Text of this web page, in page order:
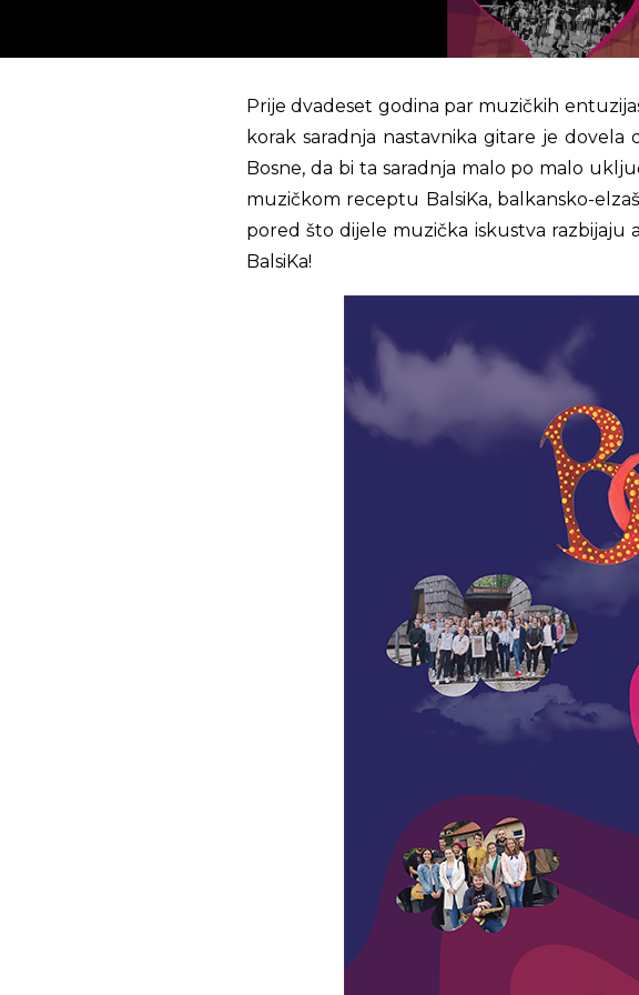
Prije dvadeset godina par muzičkih
korak saradnja nastavnika gitare je
Bosne, da bi ta saradnja malo po malo
muzičkom receptu BalsiKa, balkansko-
pored što dijele muzička iskustva razbijaju
BalsiKa!